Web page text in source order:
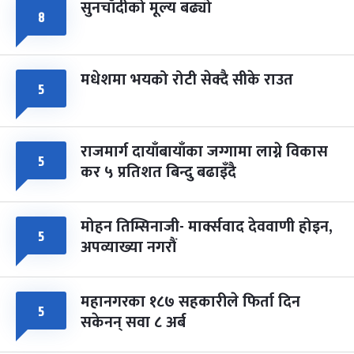
८ सुनचाँदीको मूल्य बढ्यो
५ मधेशमा भयको रोटी सेक्दै सीके राउत
५ राजमार्ग दायाँबायाँका जग्गामा लाग्ने विकास
कर ५ प्रतिशत बिन्दु बढाइँदै
५ मोहन तिम्सिनाजी- मार्क्सवाद देववाणी होइन,
अपव्याख्या नगरौं
५ महानगरका १८७ सहकारीले फिर्ता दिन
सकेनन् सवा ८ अर्ब